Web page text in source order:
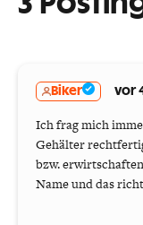
Biker vor
Ich frag mich
Gehälter
bzw.
Name und das